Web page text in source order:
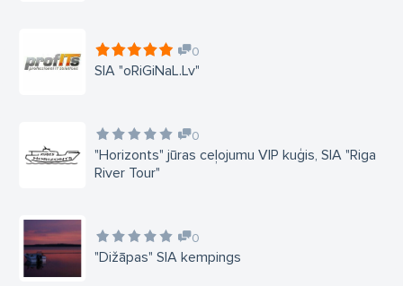
SIA "oRiGiNaL.Lv"
0
"Horizonts" jūras ceļojumu VIP kuģis, SIA "Riga
River Tour"
0
"Dižāpas" SIA kempings
0